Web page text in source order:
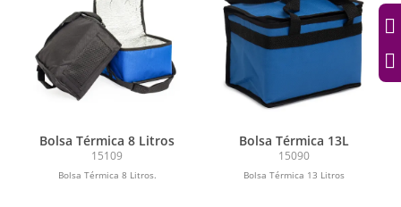
Bolsa Térmica 8 Litros
15109
Bolsa Térmica 8 Litros.
Bolsa Térmica 13L
15090
Bolsa Térmica 13 Litros